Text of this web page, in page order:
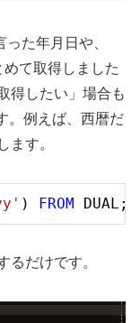
た年月日や、
めて取得しました
得したい」場合も
。例えば、西暦だ
ます。
) FROM
るだけです。